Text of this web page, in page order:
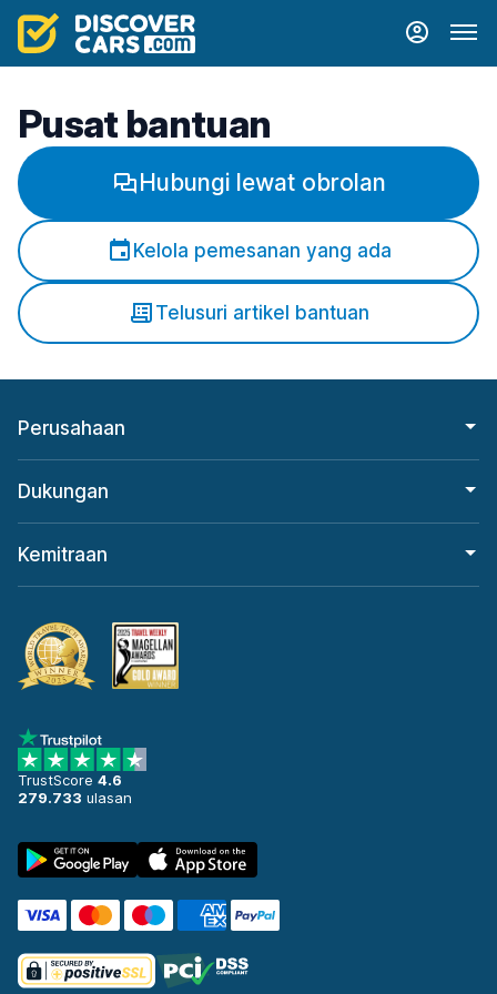
Pusat bantuan
Hubungi lewat obrolan
Kelola pemesanan yang ada
Telusuri artikel bantuan
Perusahaan
Dukungan
Kemitraan
TrustScore 4.6
279.733 ulasan